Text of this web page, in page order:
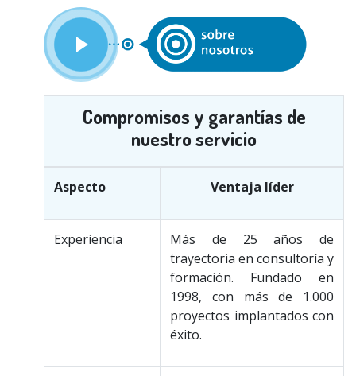
Compromisos y garantías de
nuestro servicio
Aspecto Ventaja líder
Experiencia
Más de 25 años de
trayectoria en consultoría y
formación. Fundado en
1998, con más de 1.000
proyectos implantados con
éxito.